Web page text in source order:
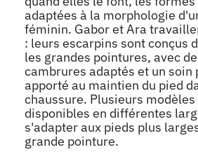
adaptées à la morphologie
féminin. Gabor et Ara
: leurs escarpins sont conçus
les grandes pointures, avec
cambrures adaptés et un
apporté au maintien du pied
chaussure. Plusieurs
disponibles en différentes
s'adapter aux pieds plus
grande pointure.